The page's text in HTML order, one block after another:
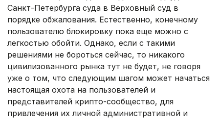
Санкт-Петербурга суда в Верховный суд в
порядке обжалования. Естественно, конечному
пользователю блокировку пока еще можно с
легкостью обойти. Однако, если с такими
решениями не бороться сейчас, то никакого
цивилизованного рынка тут не будет, не говоря
уже о том, что следующим шагом может начаться
настоящая охота на пользователей и
представителей крипто-сообщество, для
привлечения их личной административной и